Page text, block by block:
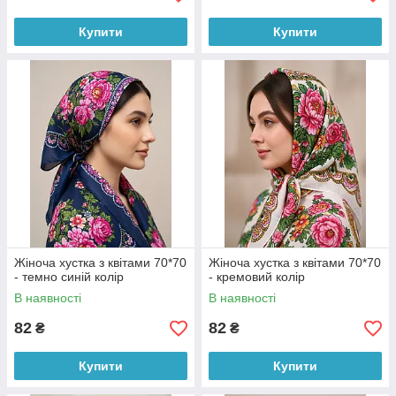
Купити Купити
Жіноча хустка з квітами 70*70
- темно синій колір
В наявності
82 ₴
Купити
Жіноча хустка з квітами 70*70
- кремовий колір
В наявності
82 ₴
Купити